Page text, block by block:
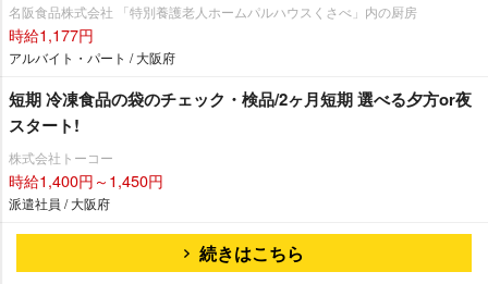
名阪食品株式会社 「特別養護老人ホームパルハウスくさべ」内の厨房
時給1,177円
アルバイト・パート / 大阪府
短期 冷凍食品の袋のチェック・検品/2ヶ月短期 選べる夕方or夜
スタート!
株式会社トーコー
時給1,400円～1,450円
派遣社員 / 大阪府
続きはこちら